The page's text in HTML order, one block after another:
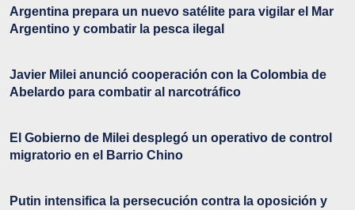
Argentina prepara un nuevo satélite para vigilar el Mar
Argentino y combatir la pesca ilegal
Javier Milei anunció cooperación con la Colombia de
Abelardo para combatir al narcotráfico
El Gobierno de Milei desplegó un operativo de control
migratorio en el Barrio Chino
Putin intensifica la persecución contra la oposición y